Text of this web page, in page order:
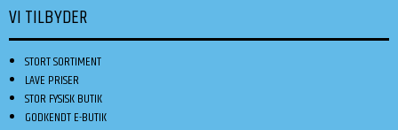
VI TILBYDER
STORT SORTIMENT
LAVE PRISER
STOR FYSISK BUTIK
GODKENDT E-BUTIK